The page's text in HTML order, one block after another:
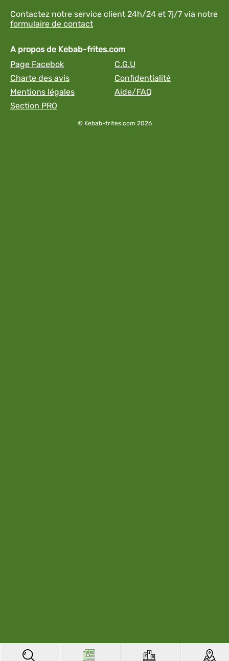
Contactez notre service client 24h/24 et 7j/7 via notre
formulaire de contact
A propos de Kebab-frites.com
Page Facebok
C.G.U
Charte des avis
Confidentialité
Mentions légales
Aide/FAQ
Section PRO
© Kebab-frites.com 2026